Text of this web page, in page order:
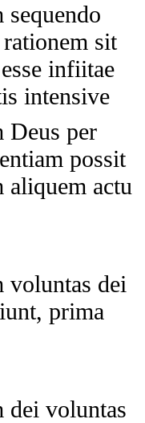
sit
infiitae
intensive
Deus per
possit
aliquem actu
voluntas dei
prima
dei voluntas